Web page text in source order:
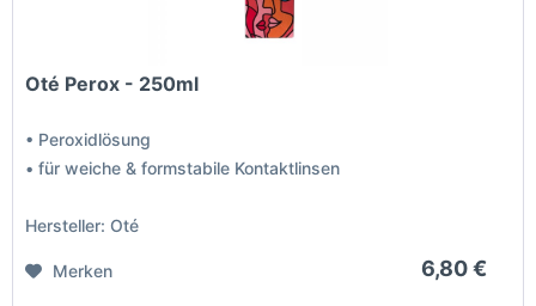
Oté Perox - 250ml
• Peroxidlösung
• für weiche & formstabile Kontaktlinsen
Hersteller: Oté
6,80 €
Merken